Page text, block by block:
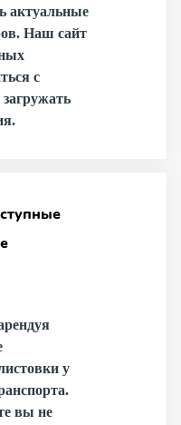
актуальные
Наш сайт
с
загружать
у
вы не